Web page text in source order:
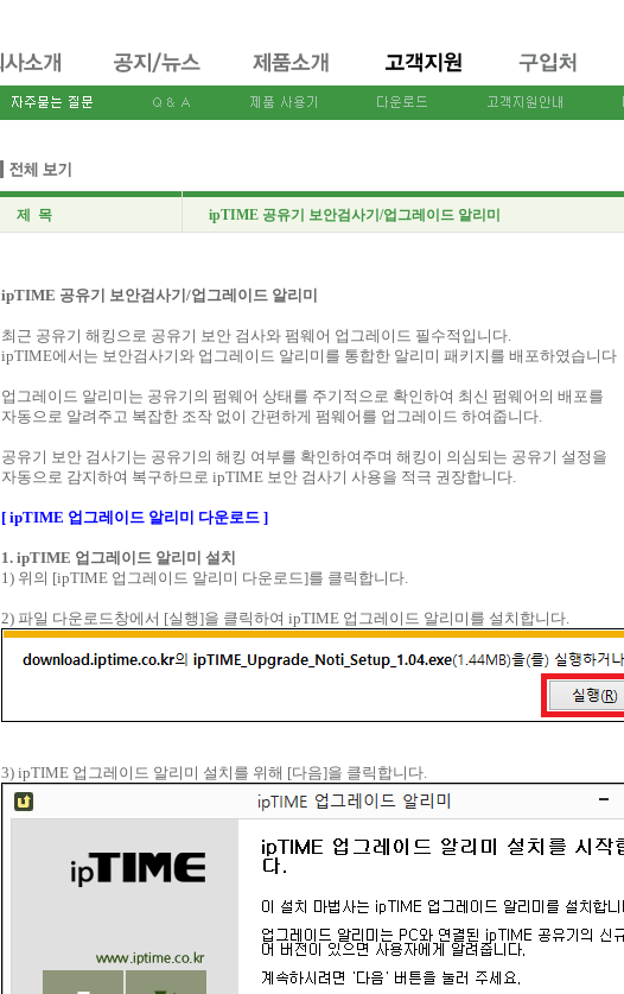
제 목 ipTIME 공유기 보안검사기/업그레이드 알리미
ipTIME 공유기 보안검사기/업그레이드 알리미
최근 공유기 해킹으로 공유기 보안 검사와 펌웨어 업그레이드 필수적입니다.
ipTIME에서는 보안검사기와 업그레이드 알리미를 통합한 알리미 패키지를 배포하였습니다
업그레이드 알리미는 공유기의 펌웨어 상태를 주기적으로 확인하여 최신 펌웨어의 배포를
자동으로 알려주고 복잡한 조작 없이 간편하게 펌웨어를 업그레이드 하여줍니다.
공유기 보안 검사기는 공유기의 해킹 여부를 확인하여주며 해킹이 의심되는 공유기 설정을
자동으로 감지하여 복구하므로 ipTIME 보안 검사기 사용을 적극 권장합니다.
[ ipTIME 업그레이드 알리미 다운로드 ]
1. ipTIME 업그레이드 알리미 설치
1) 위의 [ipTIME 업그레이드 알리미 다운로드]를 클릭합니다.
2) 파일 다운로드창에서 [실행]을 클릭하여 ipTIME 업그레이드 알리미를 설치합니다.
3) ipTIME 업그레이드 알리미 설치를 위해 [다음]을 클릭합니다.